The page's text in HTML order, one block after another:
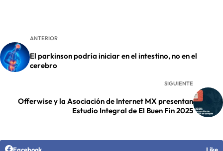
ANTERIOR
El parkinson podría iniciar en el intestino, no en el
cerebro
SIGUIENTE
Offerwise y la Asociación de Internet MX presentan
Estudio Integral de El Buen Fin 2025
Facebook Like